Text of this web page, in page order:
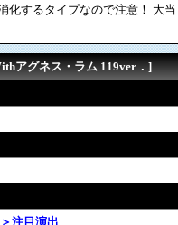
するタイプなので注意！ 大
アグネス・ラム 119ver．]
＞注目演出